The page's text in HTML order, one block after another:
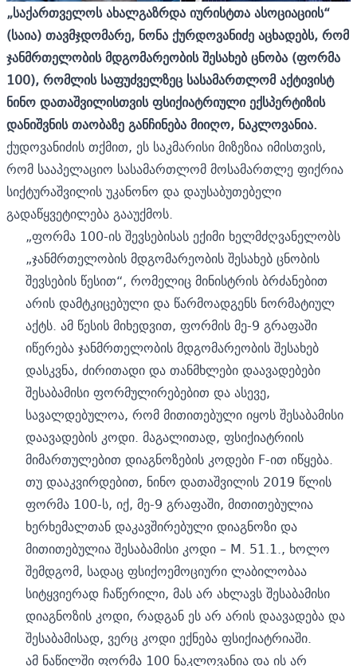
„საქართველოს ახალგაზრდა იურისტთა ასოციაციის“
(საია) თავმჯდომარე, ნონა ქურდოვანიძე აცხადებს, რომ
ჯანმრთელობის მდგომარეობის შესახებ ცნობა (ფორმა
100), რომლის საფუძველზეც სასამართლომ აქტივისტ
ნინო დათაშვილისთვის ფსიქიატრიული ექსპერტიზის
დანიშვნის თაობაზეგანჩინებამიიღო, ნაკლოვანია.
ქუდოვანიძის თქმით, ეს საკმარისი მიზეზია იმისთვის,
რომ სააპელაციო სასამართლომ მოსამართლე ფიქრია
სიქტურაშვილის უკანონო და დაუსაბუთებელი
გადაწყვეტილება გააუქმოს.
„ფორმა 100-ის შევსებისას ექიმი ხელმძღვანელობს
„ჯანმრთელობის მდგომარეობის შესახებ ცნობის
შევსების წესით“, რომელიც მინისტრის ბრძანებით
არის დამტკიცებული და წარმოადგენს ნორმატიულ
აქტს. ამ წესის მიხედვით, ფორმის მე-9 გრაფაში
იწერება ჯანმრთელობის მდგომარეობის შესახებ
დასკვნა, ძირითადი და თანმხლები დაავადებები
შესაბამისი ფორმულირებებით და ასევე,
სავალდებულოა, რომ მითითებული იყოს შესაბამისი
დაავადების კოდი. მაგალითად, ფსიქიატრიის
მიმართულებით დიაგნოზების კოდები F-ით იწყება.
თუ დააკვირდებით, ნინო დათაშვილის 2019 წლის
ფორმა 100-ს, იქ, მე-9 გრაფაში, მითითებულია
ხერხემალთან დაკავშირებული დიაგნოზი და
მითითებულია შესაბამისი კოდი – M. 51.1., ხოლო
შემდგომ, სადაც ფსიქოემოციური ლაბილობაა
სიტყვიერად ჩაწერილი, მას არ ახლავს შესაბამისი
დიაგნოზის კოდი, რადგან ეს არ არის დაავადება და
შესაბამისად, ვერც კოდი ექნება ფსიქიატრიაში.
ამ ნაწილში ფორმა 100 ნაკლოვანია და ის არ